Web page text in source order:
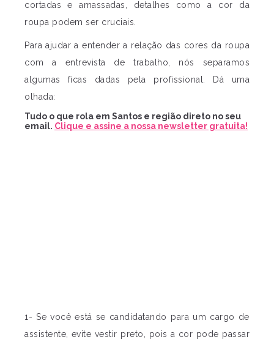
cortadas e amassadas, detalhes como a cor da
roupa podem ser cruciais.
Para ajudar a entender a relação das cores da roupa
com a entrevista de trabalho, nós separamos
algumas ficas dadas pela profissional. Dá uma
olhada:
Tudo o que rola em Santos e região direto no seu
email. Clique e assine a nossa newsletter gratuita!
1- Se você está se candidatando para um cargo de
assistente, evite vestir preto, pois a cor pode passar